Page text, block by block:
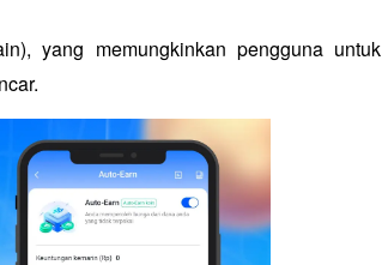
yang memungkinkan pengguna untuk